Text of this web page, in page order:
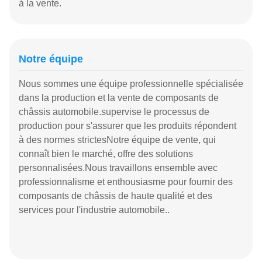
à la vente.
Notre équipe
Nous sommes une équipe professionnelle spécialisée
dans la production et la vente de composants de
châssis automobile.supervise le processus de
production pour s'assurer que les produits répondent
à des normes strictesNotre équipe de vente, qui
connaît bien le marché, offre des solutions
personnalisées.Nous travaillons ensemble avec
professionnalisme et enthousiasme pour fournir des
composants de châssis de haute qualité et des
services pour l'industrie automobile..